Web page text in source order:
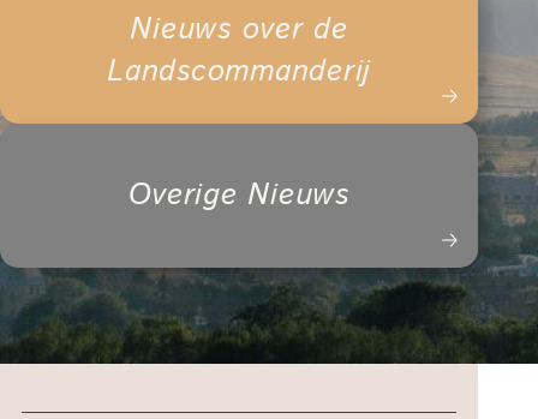
Nieuws over de
Landscommanderij
Overige Nieuws